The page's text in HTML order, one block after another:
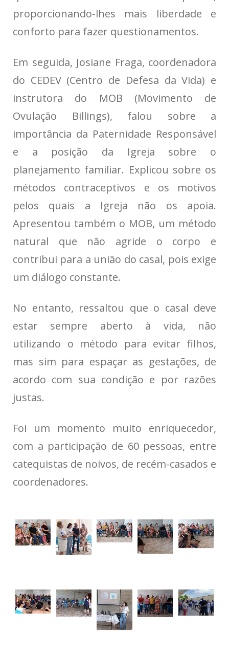
proporcionando-lhes mais liberdade e
conforto para fazer questionamentos.
Em seguida, Josiane Fraga, coordenadora
do CEDEV (Centro de Defesa da Vida) e
instrutora do MOB (Movimento de
Ovulação Billings), falou sobre a
importância da Paternidade Responsável
e a posição da Igreja sobre o
planejamento familiar. Explicou sobre os
métodos contraceptivos e os motivos
pelos quais a Igreja não os apoia.
Apresentou também o MOB, um método
natural que não agride o corpo e
contribui para a união do casal, pois exige
um diálogo constante.
No entanto, ressaltou que o casal deve
estar sempre aberto à vida, não
utilizando o método para evitar filhos,
mas sim para espaçar as gestações, de
acordo com sua condição e por razões
justas.
Foi um momento muito enriquecedor,
com a participação de 60 pessoas, entre
catequistas de noivos, de recém-casados e
coordenadores.